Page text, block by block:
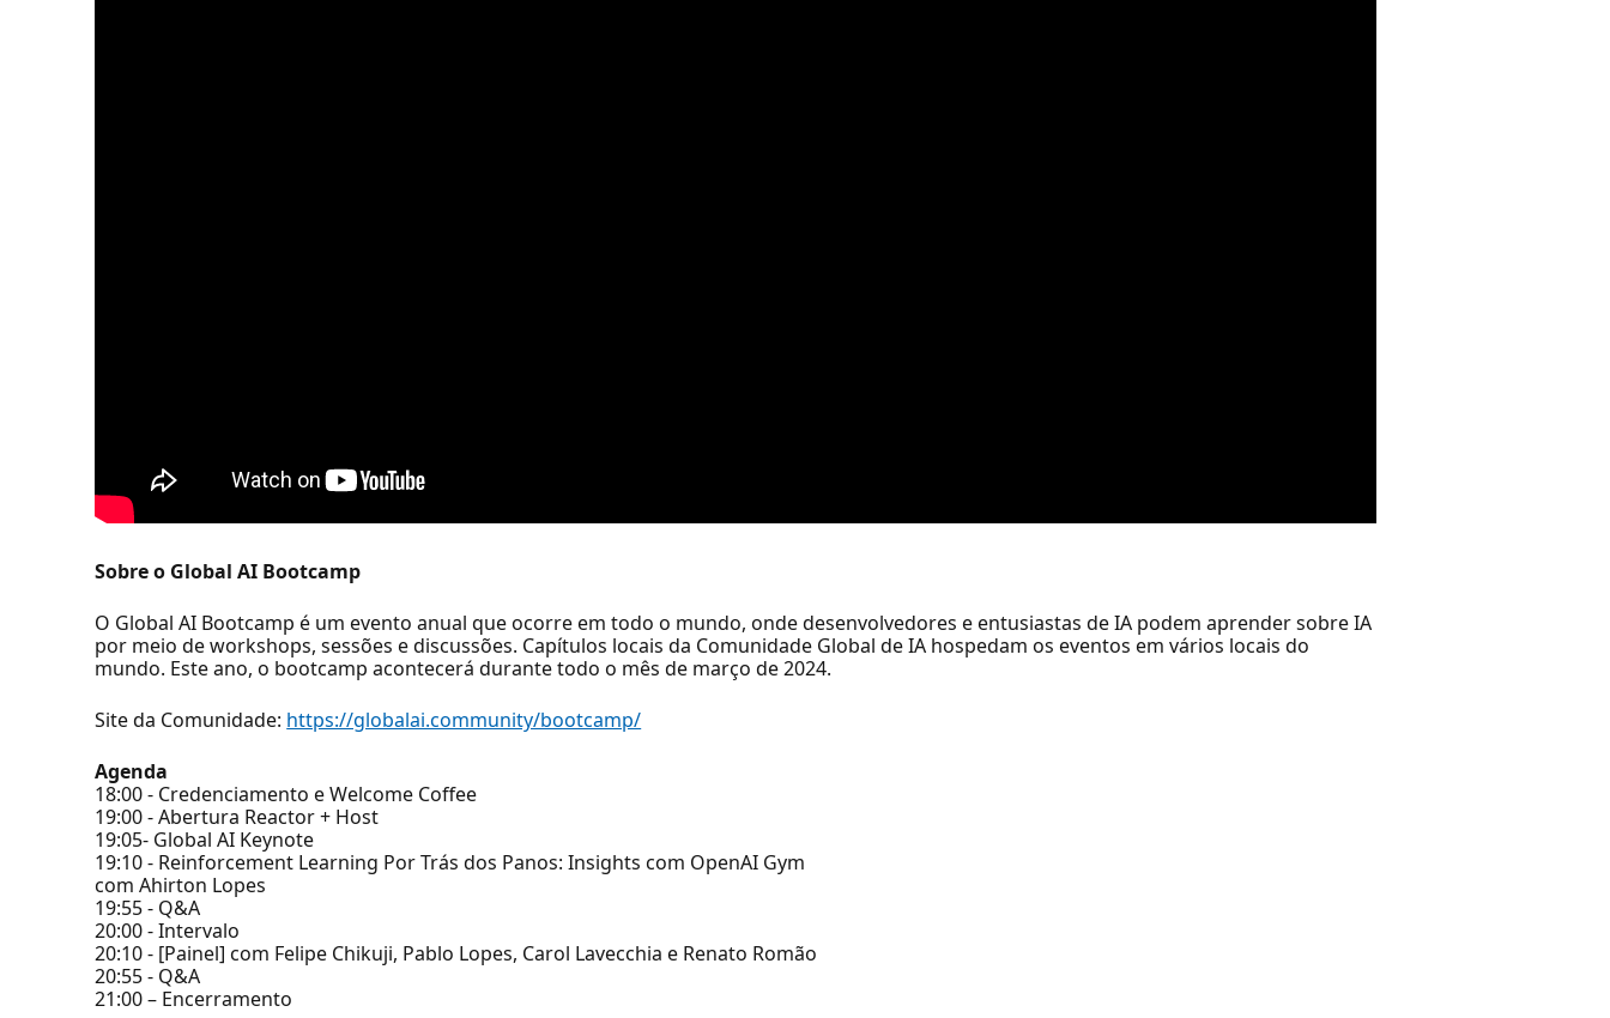
Sobre o Global AI Bootcamp
O Global AI Bootcamp é um evento anual que ocorre em todo o mundo, onde desenvolvedores e entusiastas de IA podem aprender sobre IA
por meio de workshops, sessões e discussões. Capítulos locais da Comunidade Global de IA hospedam os eventos em vários locais do
mundo. Este ano, o bootcamp acontecerá durante todo o mês de março de 2024.
Site da Comunidade: https://globalai.community/bootcamp/
Agenda
18:00 - Credenciamento e Welcome Coffee
19:00 - Abertura Reactor + Host
19:05- Global AI Keynote
19:10 - Reinforcement Learning Por Trás dos Panos: Insights com OpenAI Gym
com Ahirton Lopes
19:55 - Q&A
20:00 - Intervalo
20:10 - [Painel] com Felipe Chikuji, Pablo Lopes, Carol Lavecchia e Renato Romão
20:55 - Q&A
21:00 – Encerramento